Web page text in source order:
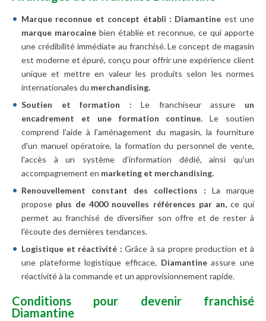
Marque reconnue et concept établi : Diamantine est une
marque marocaine bien établie et reconnue, ce qui apporte
une crédibilité immédiate au franchisé. Le concept de magasin
est moderne et épuré, conçu pour offrir une expérience client
unique et mettre en valeur les produits selon les normes
internationales du merchandising.
Soutien et formation : Le franchiseur assure un
encadrement et une formation continue. Le soutien
comprend l'aide à l'aménagement du magasin, la fourniture
d'un manuel opératoire, la formation du personnel de vente,
l'accès à un système d'information dédié, ainsi qu'un
accompagnement en marketing et merchandising.
Renouvellement constant des collections : La marque
propose plus de 4000 nouvelles références par an,ce qui
permet au franchisé de diversifier son offre et de rester à
l'écoute des dernières tendances.
Logistique et réactivité : Grâce à sa propre production et à
une plateforme logistique efficace, Diamantineassure une
réactivité à la commande et un approvisionnement rapide.
Conditions pour devenir franchisé
Diamantine